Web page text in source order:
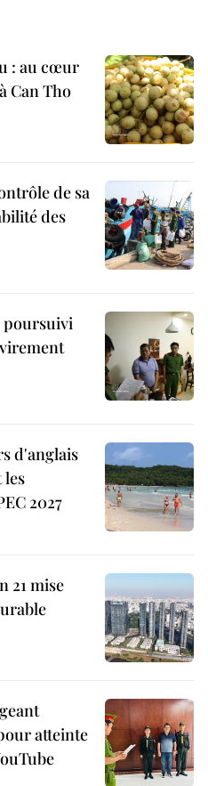
: au cœur
Can Tho
de sa
des
poursuivi
d'anglais
les
2027
21 mise
atteinte